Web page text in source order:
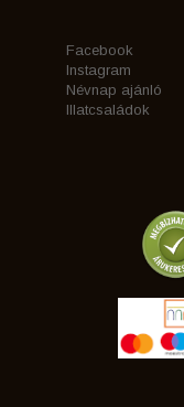
Facebook
Instagram
Névnap ajánló
Illatcsaládok